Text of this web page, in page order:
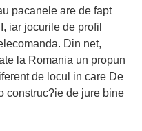
pacanele are de fapt
iar jocurile de profil
Din net,
la Romania un propun
de locul in care De
construc?ie de jure bine